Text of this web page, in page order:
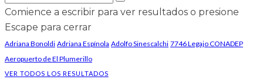
Comience a escribir para ver resultados o presione
Escape para cerrar
Adriana Bonoldi Adriana Espínola Adolfo Sinescalchi 7746 Legajo CONADEP
Aeropuerto de El Plumerillo
VER TODOS LOS RESULTADOS